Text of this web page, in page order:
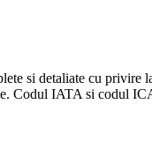
si detaliate cu privire
Codul IATA si codul